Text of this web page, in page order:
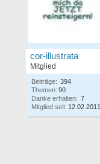
cor-illustrata
Mitglied
Beiträge: 394
Themen: 90
Danke erhalten: 7
Mitglied seit: 12.02.2011